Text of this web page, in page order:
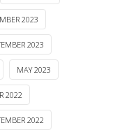
2023
2023
MAY 2023
2022
2022